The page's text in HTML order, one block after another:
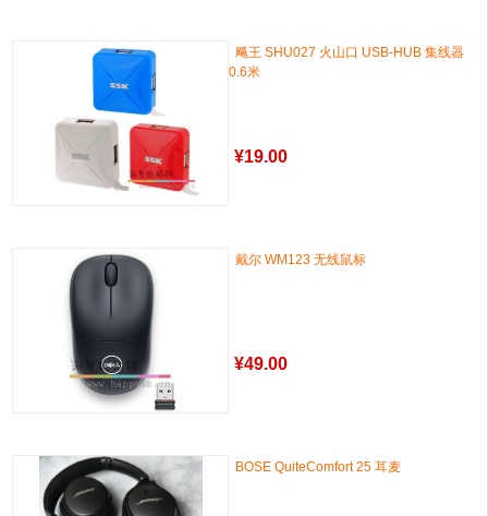
飚王 SHU027 火山口 USB-HUB 集线器
0.6米
¥19.00
戴尔 WM123 无线鼠标
¥49.00
BOSE QuiteComfort 25 耳麦